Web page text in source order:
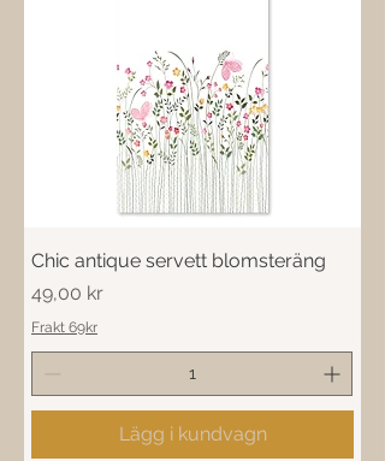
Chic antique servett blomsteräng
Pris
49,00 kr
Frakt 69kr
Lägg i kundvagn